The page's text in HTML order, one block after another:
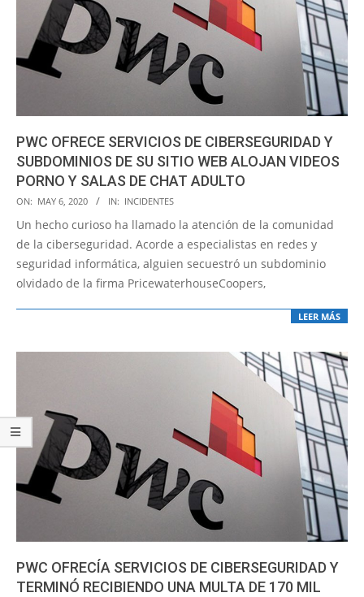
PWC OFRECE SERVICIOS DE CIBERSEGURIDAD Y
SUBDOMINIOS DE SU SITIO WEB ALOJAN VIDEOS
PORNO Y SALAS DE CHAT ADULTO
2020-
05-
06
ON: MAY 6, 2020 IN: INCIDENTES
Un hecho curioso ha llamado la atención de la comunidad
de la ciberseguridad. Acorde a especialistas en redes y
seguridad informática, alguien secuestró un subdominio
olvidado de la firma PricewaterhouseCoopers,
LEER MÁS
PWC OFRECÍA SERVICIOS DE CIBERSEGURIDAD Y
TERMINÓ RECIBIENDO UNA MULTA DE 170 MIL